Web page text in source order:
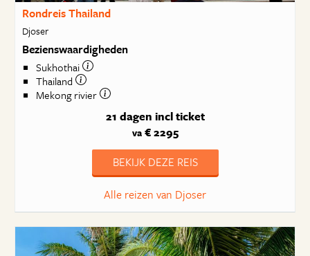
Rondreis Thailand
Djoser
Bezienswaardigheden
Sukhothai
Thailand
Mekong rivier
21 dagen incl ticket
va€ 2295
BEKIJK DEZE REIS
Alle reizen van Djoser